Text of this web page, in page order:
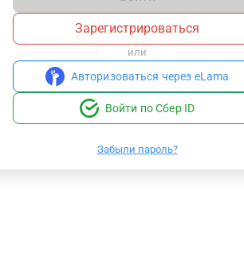
Зарегистрироваться
или
Авторизоваться через eLama
Войти по Сбер ID
Забыли пароль?